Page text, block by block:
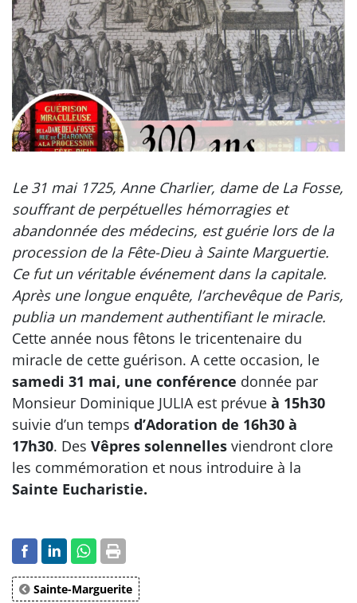
Le 31 mai 1725, Anne Charlier, dame de La Fosse,
souffrant de perpétuelles hémorragies et
abandonnée des médecins, est guérie lors de la
procession de la Fête-Dieu à Sainte Marguertie.
Ce fut un véritable événement dans la capitale.
Après une longue enquête, l’archevêque de Paris,
publia un mandement authentifiant le miracle.
Cette année nous fêtons le tricentenaire du
miracle de cette guérison. A cette occasion, le
samedi 31 mai, une conférence donnée par
Monsieur Dominique JULIA est prévue à 15h30
suivie d’un temps d’Adoration de 16h30 à
17h30. Des Vêpres solennelles viendront clore
les commémoration et nous introduire à la
Sainte Eucharistie.
Sainte-Marguerite